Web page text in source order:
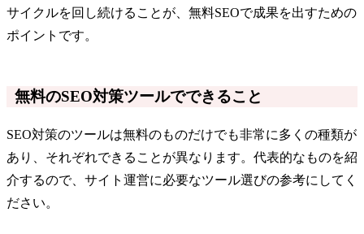
サイクルを回し続けることが、無料SEOで成果を出すための
ポイントです。
無料のSEO対策ツールでできること
SEO対策のツールは無料のものだけでも非常に多くの種類が
あり、それぞれできることが異なります。代表的なものを紹
介するので、サイト運営に必要なツール選びの参考にしてく
ださい。